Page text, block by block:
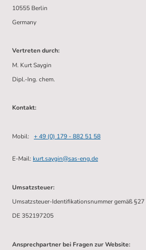
10555 Berlin
Germany
Vertreten durch:
M. Kurt Saygin
Dipl.-Ing. chem.
Kontakt:
Mobil: + 49 (0) 179 - 882 51 58
E-Mail: kurt.saygin@sas-eng.de
Umsatzsteuer:
Umsatzsteuer-Identifikationsnummer gemäß §27
DE 352197205
Ansprechpartner bei Fragen zur Website: